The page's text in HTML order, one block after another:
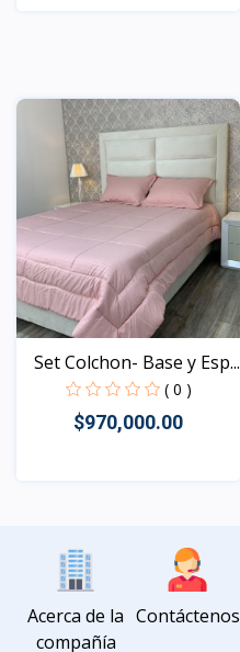
Set Colchon- Base y Esp...
( 0 )
$970,000.00
Acerca de la
compañía
Contáctenos